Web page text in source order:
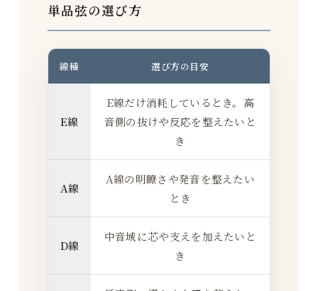
単品弦の選び方
線種 選び方の目安
E線
E線だけ消耗しているとき。高
音側の抜けや反応を整えたいと
き
A線
A線の明瞭さや発音を整えたい
とき
D線
中音域に芯や支えを加えたいと
き